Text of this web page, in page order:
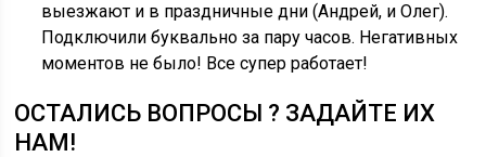
выезжают и в праздничные дни (Андрей, и Олег).
Подключили буквально за пару часов. Негативных
моментов не было! Все супер работает!
ОСТАЛИСЬ ВОПРОСЫ ? ЗАДАЙТЕ ИХ
НАМ!